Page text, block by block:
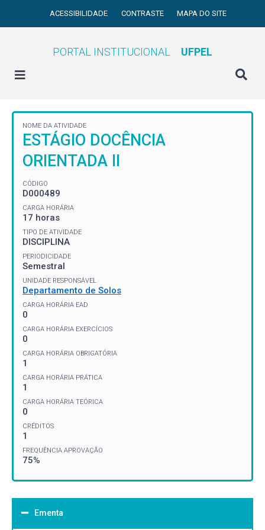
ACESSIBILIDADE CONTRASTE MAPA DO SITE
PORTAL INSTITUCIONAL UFPEL
NOME DA ATIVIDADE
ESTÁGIO DOCÊNCIA
ORIENTADA II
CÓDIGO
D000489
CARGA HORÁRIA
17 horas
TIPO DE ATIVIDADE
DISCIPLINA
PERIODICIDADE
Semestral
UNIDADE RESPONSÁVEL
Departamento de Solos
CARGA HORÁRIA EAD
0
CARGA HORÁRIA EXERCÍCIOS
0
CARGA HORÁRIA OBRIGATÓRIA
1
CARGA HORÁRIA PRÁTICA
1
CARGA HORÁRIA TEÓRICA
0
CRÉDITOS
1
FREQUÊNCIA APROVAÇÃO
75%
Ementa